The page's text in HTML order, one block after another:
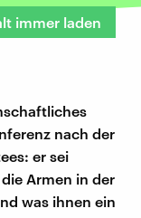
immer laden
nach der
er sei
Armen in der
was ihnen ein